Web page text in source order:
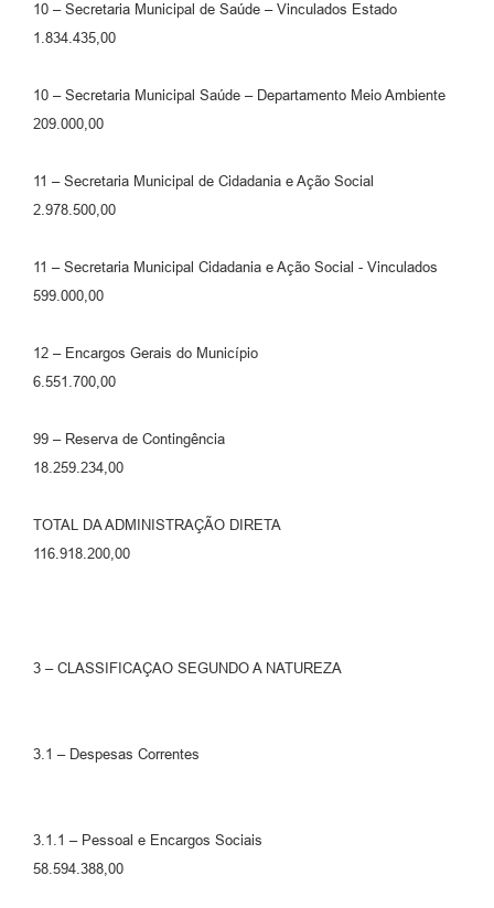
10 – Secretaria Municipal de Saúde – Vinculados Estado
1.834.435,00
10 – Secretaria Municipal Saúde – Departamento Meio Ambiente
209.000,00
11 – Secretaria Municipal de Cidadania e Ação Social
2.978.500,00
11 – Secretaria Municipal Cidadania e Ação Social - Vinculados
599.000,00
12 – Encargos Gerais do Município
6.551.700,00
99 – Reserva de Contingência
18.259.234,00
TOTAL DA ADMINISTRAÇÃO DIRETA
116.918.200,00
3 – CLASSIFICAÇAO SEGUNDO A NATUREZA
3.1 – Despesas Correntes
3.1.1 – Pessoal e Encargos Sociais
58.594.388,00